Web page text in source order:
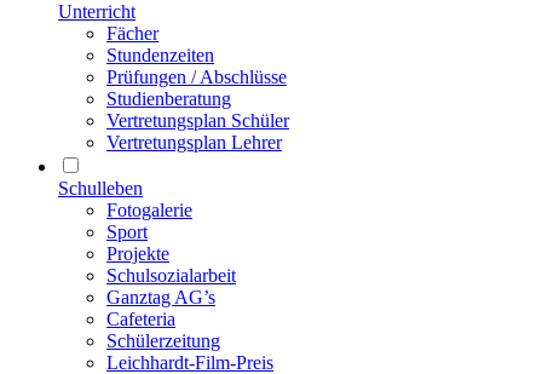
Unterricht
Fächer
Stundenzeiten
Prüfungen / Abschlüsse
Studienberatung
Vertretungsplan Schüler
Vertretungsplan Lehrer
Schulleben
Fotogalerie
Sport
Projekte
Schulsozialarbeit
Ganztag AG’s
Cafeteria
Schülerzeitung
Leichhardt-Film-Preis